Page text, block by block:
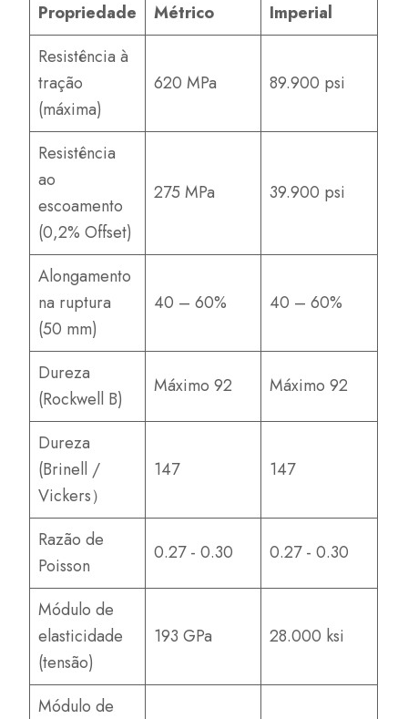
Propriedade Métrico
Imperial
Resistência à
tração
(máxima)
620 MPa 89.900 psi
Resistência
ao
escoamento
(0,2% Offset)
275 MPa 39.900 psi
Alongamento
na ruptura
(50 mm)
40 – 60% 40 – 60%
Dureza
(Rockwell B)
Máximo 92 Máximo 92
Dureza
(Brinell /
Vickers）
147 147
Razão de
Poisson
0.27 - 0.30 0.27 - 0.30
Módulo de
elasticidade
(tensão)
193 GPa 28.000 ksi
Módulo de